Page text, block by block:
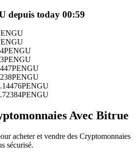
y compris des informations
depuis today 00:59
PENGU
PENGU
PENGU
PENGU
PENGU
PENGU
Avec Bitrue
acheter et vendre des Cryptomonnaies
sécurisé.